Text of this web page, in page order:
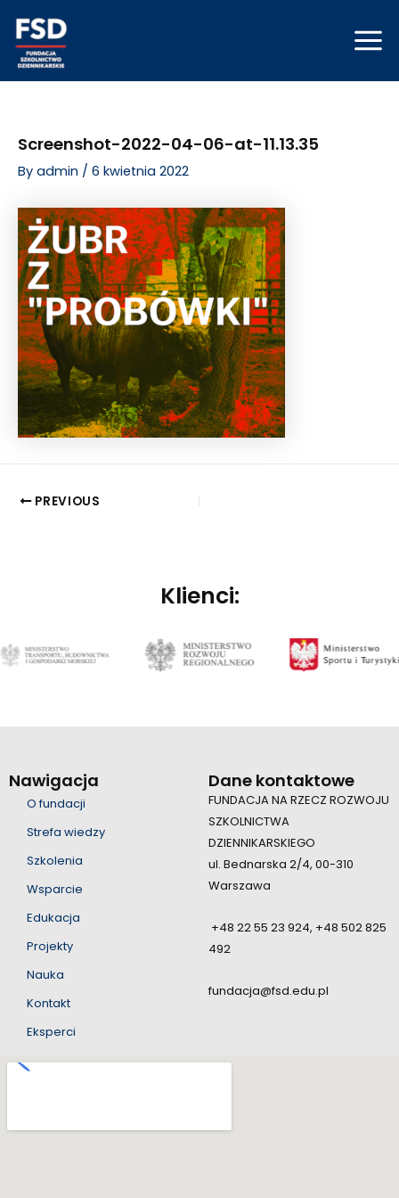
content
Screenshot-2022-04-06-at-11.13.35
By admin / 6 kwietnia 2022
navigation
PREVIOUS
Klienci:
Nawigacja
O fundacji
Strefa wiedzy
Szkolenia
Wsparcie
Edukacja
Projekty
Nauka
Kontakt
Eksperci
Dane kontaktowe
FUNDACJA NA RZECZ ROZWOJU
SZKOLNICTWA
DZIENNIKARSKIEGO
ul. Bednarska 2/4, 00-310
Warszawa
+48 22 55 23 924, +48 502 825
492
fundacja@fsd.edu.pl